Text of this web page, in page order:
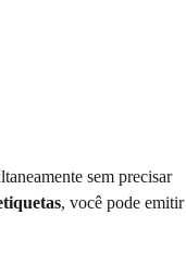
sem precisar
, você pode emitir